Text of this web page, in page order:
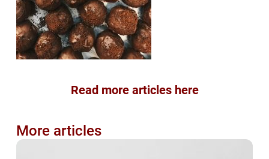
Read more articles here
More articles